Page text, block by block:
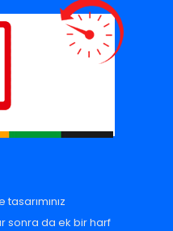
sonra da ek bir harf